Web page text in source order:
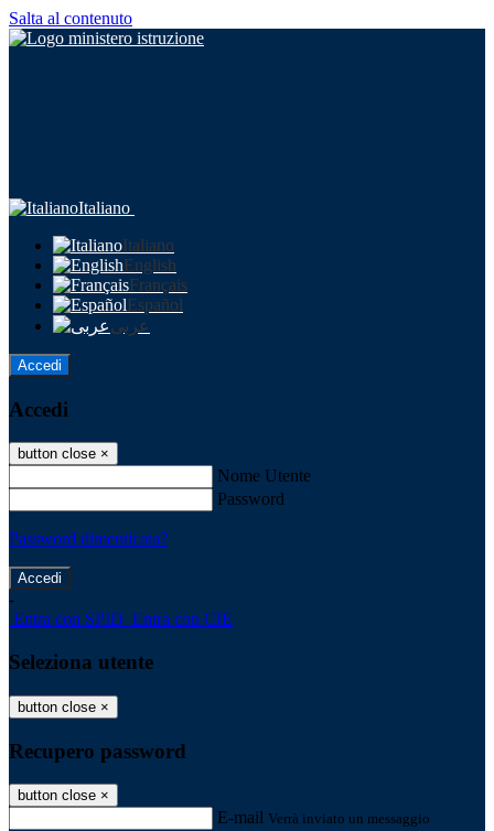
Salta al contenuto
Italiano
Italiano
English
Français
Español
عربى
Accedi
Accedi
button close ×
Nome Utente
Password
Password dimenticata?
-
Entra con SPID Entra con CIE
Seleziona utente
button close ×
Recupero password
button close ×
E-mail Verrà inviato un messaggio